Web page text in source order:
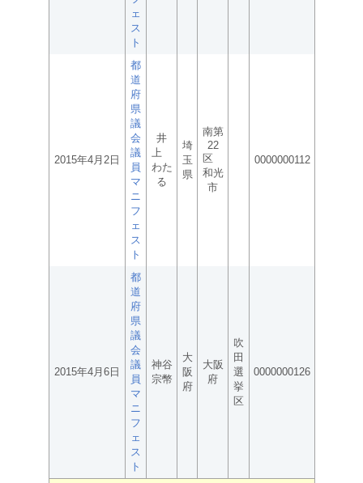
ェ
ス
ト
2015年4月2日
都
道
府
県
議
会
議
員
マ
ニ
フ
ェ
ス
ト
井
上
わた
る
埼
玉
県
南第
22
区
和光
市
0000000112
2015年4月6日
都
道
府
県
議
会
議
員
マ
ニ
フ
ェ
ス
ト
神谷
宗幣
大
阪
府
大阪
府
吹
田
選
挙
区
0000000126